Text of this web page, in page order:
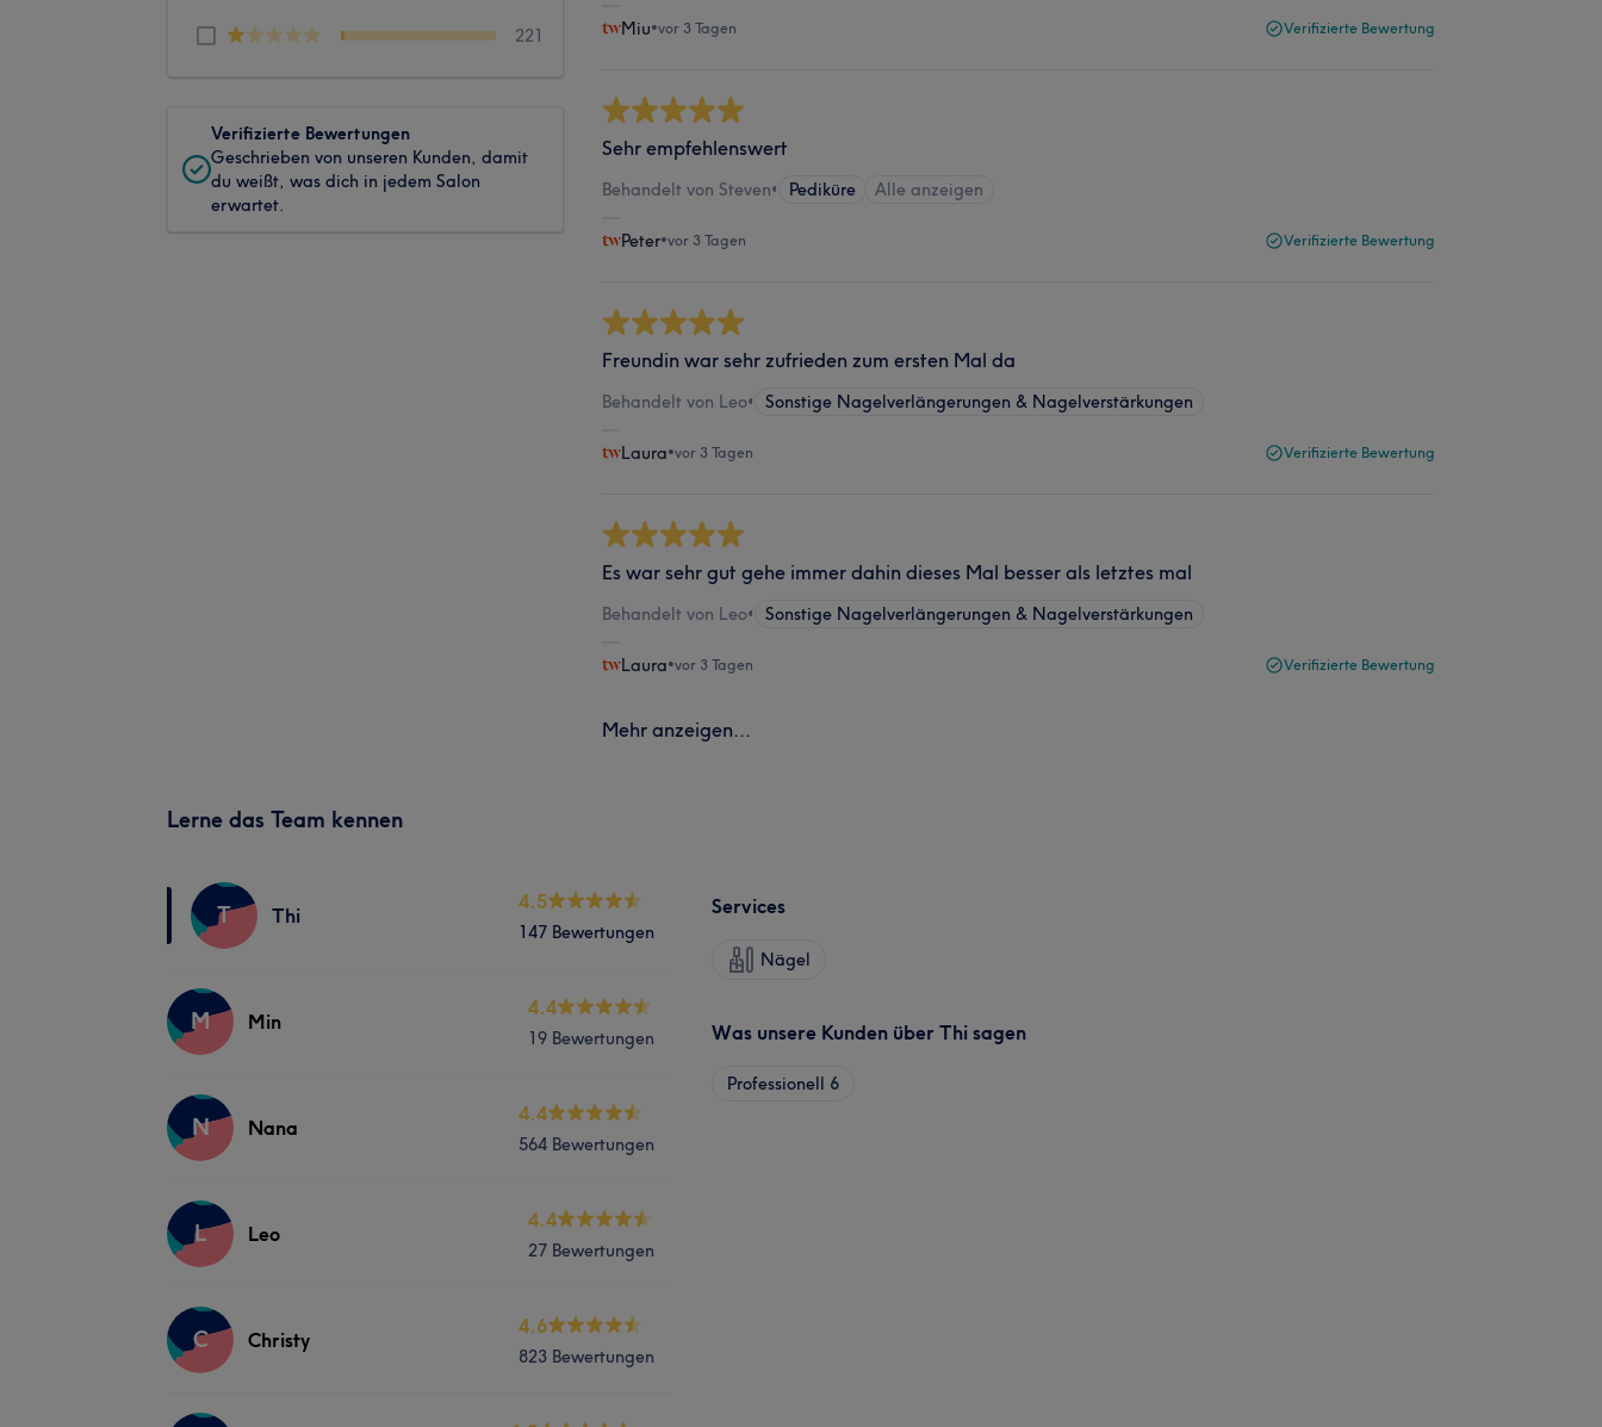
221
Verifizierte Bewertungen
Geschrieben von unseren Kunden, damit
du weißt, was dich in jedem Salon
erwartet.
Miu•vor 3 Tagen Verifizierte Bewertung
Sehr empfehlenswert
Behandelt von Steven• Pediküre Alle anzeigen
Peter•vor 3 Tagen Verifizierte Bewertung
Freundin war sehr zufrieden zum ersten Mal da
Behandelt von Leo• Sonstige Nagelverlängerungen & Nagelverstärkungen
Laura•vor 3 Tagen Verifizierte Bewertung
Es war sehr gut gehe immer dahin dieses Mal besser als letztes mal
Behandelt von Leo• Sonstige Nagelverlängerungen & Nagelverstärkungen
Laura•vor 3 Tagen Verifizierte Bewertung
Mehr anzeigen...
Lerne das Team kennen
T Thi
4.5
147 Bewertungen
M Min
4.4
19 Bewertungen
N Nana
4.4
564 Bewertungen
L Leo
4.4
27 Bewertungen
C Christy
4.6
823 Bewertungen
Services
Nägel
Was unsere Kunden über Thi sagen
Professionell 6